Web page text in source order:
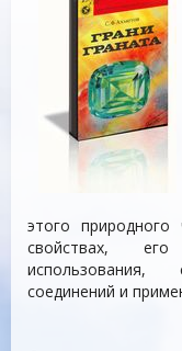
этого природного
свойствах,
использования,
соединений и